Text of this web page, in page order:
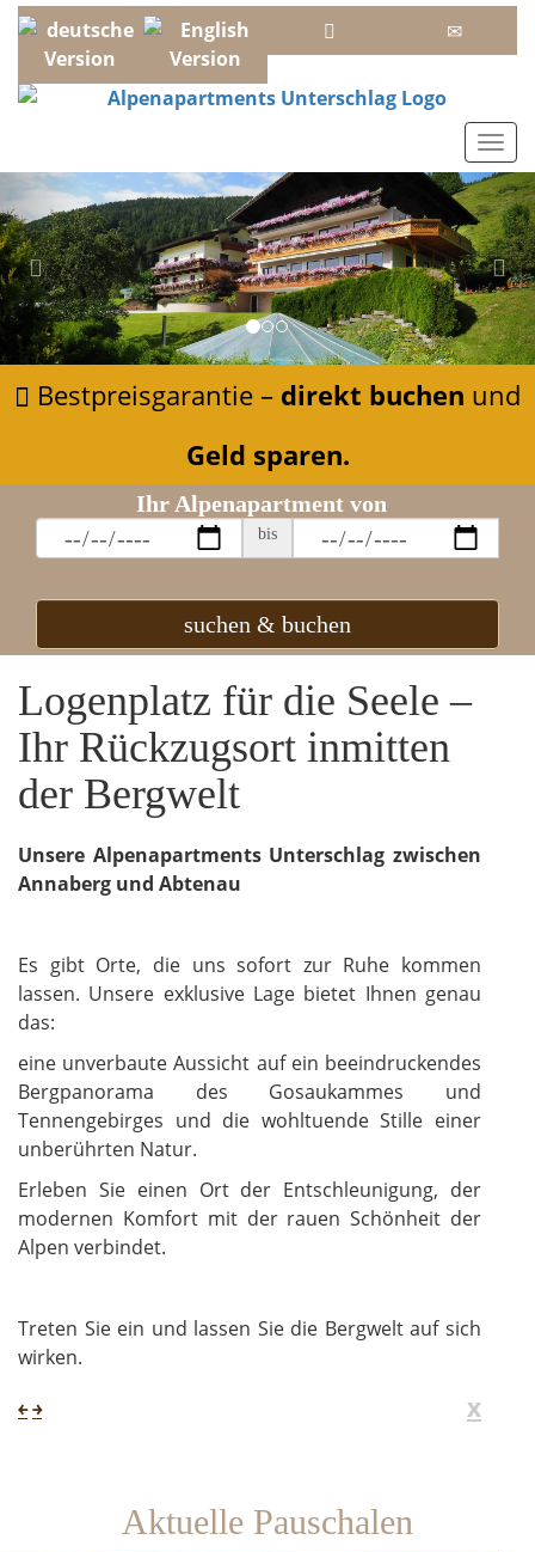
Zur�ck
Bestpreisgarantie – direkt buchen und
Geld sparen.
Ihr Alpenapartment von
bis
suchen & buchen
Logenplatz für die Seele –
Ihr Rückzugsort inmitten
der Bergwelt
Unsere Alpenapartments Unterschlag zwischen
Annaberg und Abtenau
Es gibt Orte, die uns sofort zur Ruhe kommen
lassen. Unsere exklusive Lage bietet Ihnen genau
das:
eine unverbaute Aussicht auf ein beeindruckendes
Bergpanorama des Gosaukammes und
Tennengebirges und die wohltuende Stille einer
unberührten Natur.
Erleben Sie einen Ort der Entschleunigung, der
modernen Komfort mit der rauen Schönheit der
Alpen verbindet.
Treten Sie ein und lassen Sie die Bergwelt auf sich
wirken.
￩￫ x
Aktuelle Pauschalen